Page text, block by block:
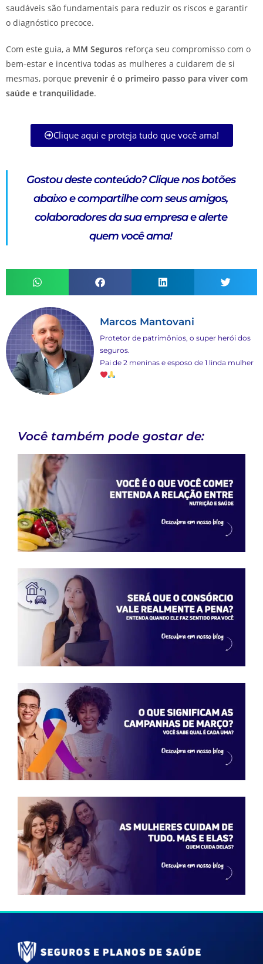
saudáveis são fundamentais para reduzir os riscos e garantir
o diagnóstico precoce.
Com este guia, a MM Seguros reforça seu compromisso com o
bem-estar e incentiva todas as mulheres a cuidarem de si
mesmas, porque prevenir é o primeiro passo para viver com
saúde e tranquilidade.
Clique aqui e proteja tudo que você ama!
Gostou deste conteúdo? Clique nos botões
abaixo e compartilhe com seus amigos,
colaboradores da sua empresa e alerte
quem você ama!
Marcos Mantovani
Protetor de patrimônios, o super herói dos
seguros.
Pai de 2 meninas e esposo de 1 linda mulher
Você também pode gostar de: